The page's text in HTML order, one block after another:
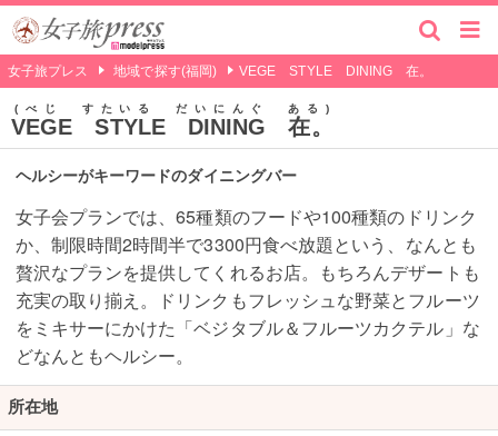
女子旅プレス 地域で探す(福岡) VEGE STYLE DINING 在。
VEGE STYLE DINING 在。
べじ すたいる だいにんぐ ある
ヘルシーがキーワードのダイニングバー
女子会プランでは、65種類のフードや100種類のドリンク
か、制限時間2時間半で3300円食べ放題という、なんとも
贅沢なプランを提供してくれるお店。もちろんデザートも
充実の取り揃え。ドリンクもフレッシュな野菜とフルーツ
をミキサーにかけた「ベジタブル＆フルーツカクテル」な
どなんともヘルシー。
所在地